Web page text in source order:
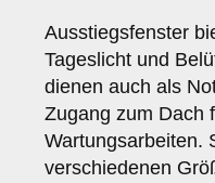
Ausstiegsfenster
Tageslicht und
dienen auch als
Zugang zum Dach
Wartungsarbeiten.
verschiedenen